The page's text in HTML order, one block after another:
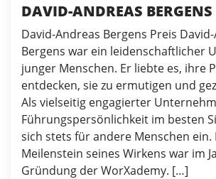
DAVID-ANDREAS BERGENS
David-Andreas Bergens Preis
Bergens war ein leidenschaftlicher
junger Menschen. Er liebte es, ihre
entdecken, sie zu ermutigen und
Als vielseitig engagierter
Führungspersönlichkeit im besten
sich stets für andere Menschen
Meilenstein seines Wirkens war im
Gründung der WorXademy. […]